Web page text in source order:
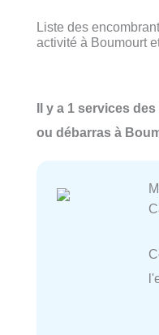
Liste des
activité à Boumourt
Il y a 1 services
ou débarras à